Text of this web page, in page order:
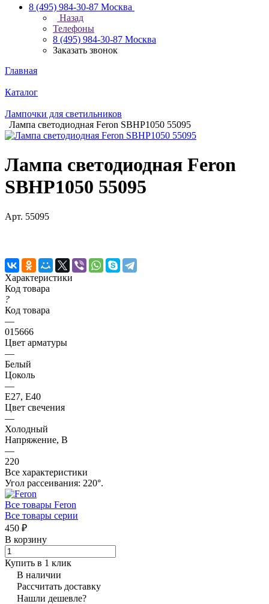
8 (495) 984-30-87 Москва
Назад
Телефоны
8 (495) 984-30-87 Москва
Заказать звонок
Главная
Каталог
Лампочки для светильников
Лампа светодиодная Feron SBHP1050 55095
Лампа светодиодная Feron
SBHP1050 55095
Арт. 55095
Характеристики
Код товара
?
Код товара
—
015666
Цвет арматуры
—
Белый
Цоколь
—
E27, E40
Цвет свечения
—
Холодный
Напряжение, В
—
220
Все характеристики
Угол рассеивания: 220°.
Все товары Feron
Все товары серии
450 ₽
В корзину
Купить в 1 клик
В наличии
Рассчитать доставку
Нашли дешевле?